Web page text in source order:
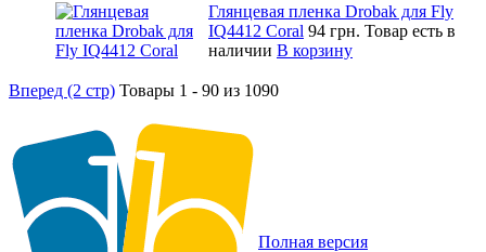
Глянцевая пленка Drobak для Fly
IQ4412 Coral 94 грн. Товар есть в
наличии В корзину
Вперед (2 стр) Товары 1 - 90 из 1090
Полная версия